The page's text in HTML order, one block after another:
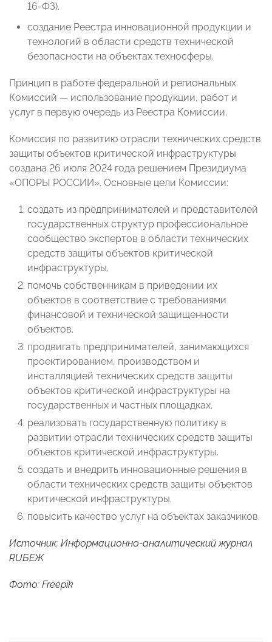
16-ФЗ).
создание Реестра инновационной продукции и
технологий в области средств технической
безопасности на объектах техносферы.
Принцип в работе федеральной и региональных
Комиссий — использование продукции, работ и
услуг в первую очередь из Реестра Комиссии.
Комиссия по развитию отрасли технических средств
защиты объектов критической инфраструктуры
создана 26 июля 2024 года решением Президиума
«ОПОРЫ РОССИИ». Основные цели Комиссии:
создать из предпринимателей и представителей
государственных структур профессиональное
сообщество экспертов в области технических
средств защиты объектов критической
инфраструктуры.
помочь собственникам в приведении их
объектов в соответствие с требованиями
финансовой и технической защищенности
объектов.
продвигать предпринимателей, занимающихся
проектированием, производством и
инсталляцией технических средств защиты
объектов критической инфраструктуры на
государственных и частных площадках.
реализовать государственную политику в
развитии отрасли технических средств защиты
объектов критической инфраструктуры.
создать и внедрить инновационные решения в
области технических средств защиты объектов
критической инфраструктуры.
повысить качество услуг на объектах заказчиков.
Источник: Информационно-аналитический журнал
RUБЕЖ
Фото: Freepik